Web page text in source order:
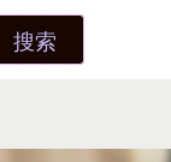
搜索